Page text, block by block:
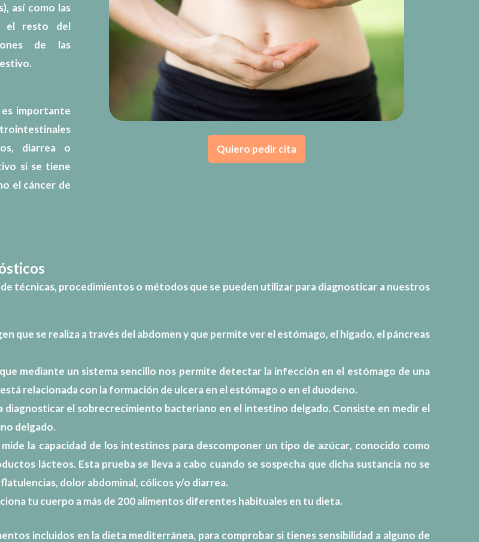
así como las
el resto del
de las
importante
diarrea o
si se tiene
el cáncer de
Quiero pedir cita
técnicas, procedimientos o métodos que se pueden utilizar para diagnosticar a nuestros
que se realiza a través del abdomen y que permite ver el estómago, el hígado, el páncreas
mediante un sistema sencillo nos permite detectar la infección en el estómago de una
relacionada con la formación de ulcera en el estómago o en el duodeno.
diagnosticar el sobrecrecimiento bacteriano en el intestino delgado. Consiste en medir el
delgado.
la capacidad de los intestinos para descomponer un tipo de azúcar, conocido como
lácteos. Esta prueba se lleva a cabo cuando se sospecha que dicha sustancia no se
dolor abdominal, cólicos y/o diarrea.
tu cuerpo a más de 200 alimentos diferentes habituales en tu dieta.
incluidos en la dieta mediterránea, para comprobar si tienes sensibilidad a alguno de